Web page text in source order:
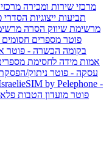
מרכזי שירות ומכירה
תביעות ייצוגיות הסדרי
מרשימת שיווק הסרה
פוטר מספרים
בקומה הכשרה - פוטר
אמות מידה לחסימת
עסקה - פוטר ניתוק/
by Pelephone -
פוטר מועדון הטבות